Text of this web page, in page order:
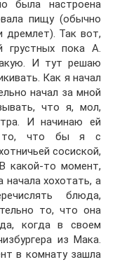
была настроена
пищу (обычно
дремлет). Так вот,
пока А.
И тут решаю
Как я начал
начал за мной
что я, мол,
И начинаю ей
то, что бы я с
сосиской,
какой-то момент,
начала хохотать, а
блюда,
то, что она
когда в своем
из Мака.
в комнату зашла